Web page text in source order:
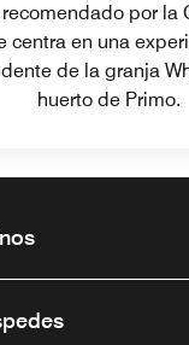
por la
centra en una
de la granja
huerto de Primo.